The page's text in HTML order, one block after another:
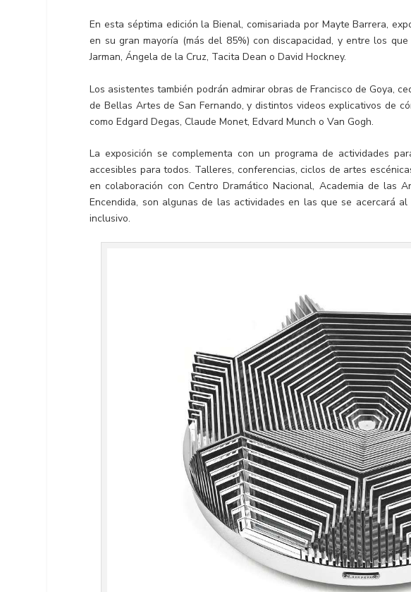
En esta séptima edición la Bienal, comisariada por Mayte Barrera,
en su gran mayoría (más del 85%) con discapacidad, y entre los
Jarman, Ángela de la Cruz, Tacita Dean o David Hockney.
Los asistentes también podrán admirar obras de Francisco de Goya,
de Bellas Artes de San Fernando, y distintos videos explicativos de
como Edgard Degas, Claude Monet, Edvard Munch o Van Gogh.
La exposición se complementa con un programa de actividades
accesibles para todos. Talleres, conferencias, ciclos de artes
en colaboración con Centro Dramático Nacional, Academia de las
Encendida, son algunas de las actividades en las que se acercará
inclusivo.